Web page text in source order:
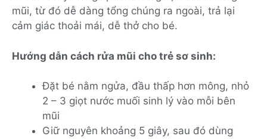
mũi, từ đó dễ dàng tổng chúng ra ngoài, trả lại
cảm giác thoải mái, dễ thở cho bé.
Hướng dẫn cách rửa mũi cho trẻ sơ sinh:
Đặt bé nằm ngửa, đầu thấp hơn mông, nhỏ
2 – 3 giọt nước muối sinh lý vào mỗi bên
mũi
Giữ nguyên khoảng 5 giây, sau đó dùng